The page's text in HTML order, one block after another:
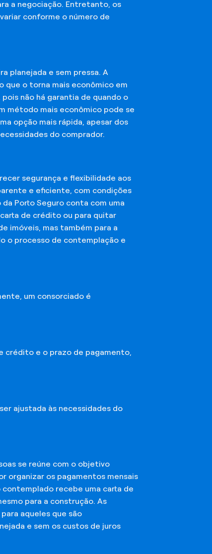
a negociação. Entretanto, os
conforme o número de
planejada e sem pressa. A
que o torna mais econômico em
não há garantia de quando o
método mais econômico pode se
opção mais rápida, apesar dos
do comprador.
segurança e flexibilidade aos
e eficiente, com condições
Porto Seguro conta com uma
de crédito ou para quitar
imóveis, mas também para a
o processo de contemplação e
um consorciado é
crédito e o prazo de pagamento,
ajustada às necessidades do
se reúne com o objetivo
organizar os pagamentos mensais
recebe uma carta de
para a construção. As
aqueles que são
e sem os custos de juros